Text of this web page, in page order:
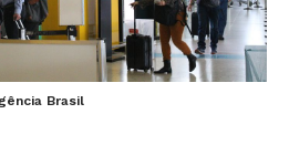
Brasil